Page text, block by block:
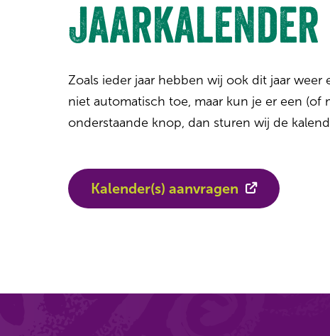
Jaarkalender
Zoals ieder jaar hebben wij ook dit jaar
niet automatisch toe, maar kun je er een (of
onderstaande knop, dan sturen wij de
Kalender(s) aanvragen